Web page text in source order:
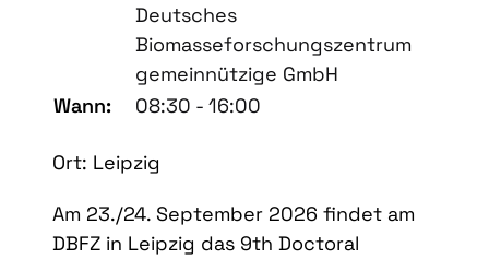
Deutsches
Biomasseforschungszentrum
gemeinnützige GmbH
Wann:
08:30 - 16:00
Ort: Leipzig
Am 23./24. September 2026 findet am
DBFZ in Leipzig das 9th Doctoral